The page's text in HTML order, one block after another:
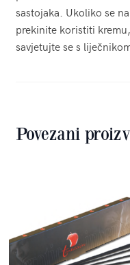
sastojaka. Ukoliko se
prekinite koristiti
savjetujte se s
Povezani